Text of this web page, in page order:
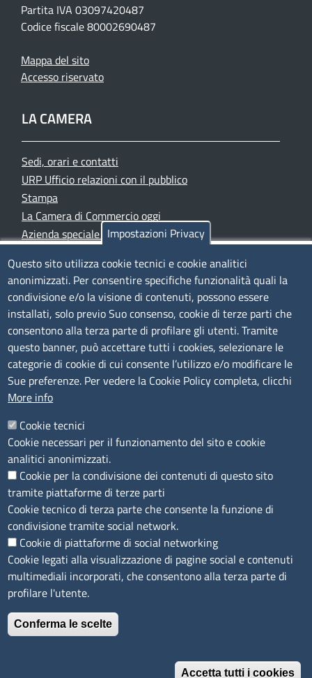
Partita IVA 03097420487
Codice fiscale 80002690487
Mappa del sito
Accesso riservato
LA CAMERA
Sedi, orari e contatti
URP Ufficio relazioni con il pubblico
Stampa
La Camera di Commercio oggi
Azienda speciale PromoFirenze
TRASPARENZA
Albo Online
Amministrazione trasparente
Bandi e concorsi
Segnalazioni Whistleblowing
Accessibilità
IBAN e pagamenti informatici
Informative privacy e cookie
Verifiche PA
Attuazione misure PNRR
Modulistica
SEGUICI SU
Impostazioni Privacy
Questo sito utilizza cookie tecnici e cookie analitici
anonimizzati. Per consentire specifiche funzionalità quali la
condivisione e/o la visione di contenuti, possono essere
installati, solo previo Suo consenso, cookie di terze parti che
consentono alla terza parte di profilare gli utenti. Tramite
questo banner, può accettare tutti i cookies, selezionare le
categorie di cookie di cui consente l’utilizzo e/o modificare le
Sue preferenze. Per vedere la Cookie Policy completa, clicchi
More info
Cookie tecnici
Cookie necessari per il funzionamento del sito e cookie
analitici anonimizzati.
Cookie per la condivisione dei contenuti di questo sito
tramite piattaforme di terze parti
Cookie tecnico di terza parte che consente la funzione di
condivisione tramite social network.
Cookie di piattaforme di social networking
Cookie legati alla visualizzazione di pagine social e contenuti
multimediali incorporati, che consentono alla terza parte di
profilare l'utente.
Conferma le scelte
Accetta tutti i cookies